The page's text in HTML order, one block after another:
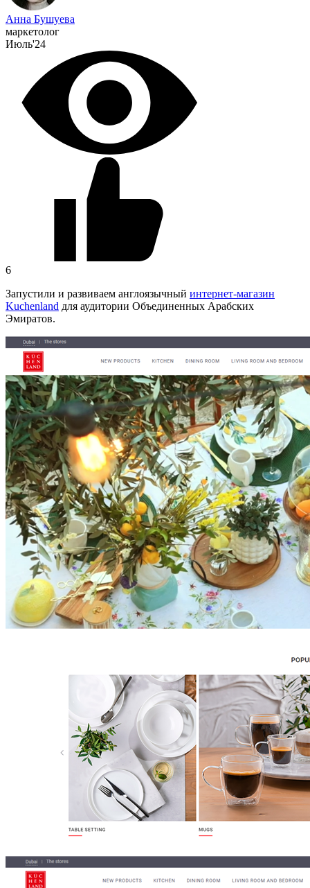
Анна Бушуева
маркетолог
Июль'24
6
Запустили и развиваем англоязычный интернет-магазин
Kuchenland для аудитории Объединенных Арабских
Эмиратов.